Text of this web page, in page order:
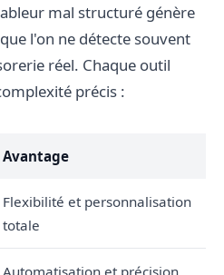
mal structuré génère
l'on ne détecte souvent
réel. Chaque outil
précis :
Avantage
Flexibilité et personnalisation
totale
Automatisation et précision